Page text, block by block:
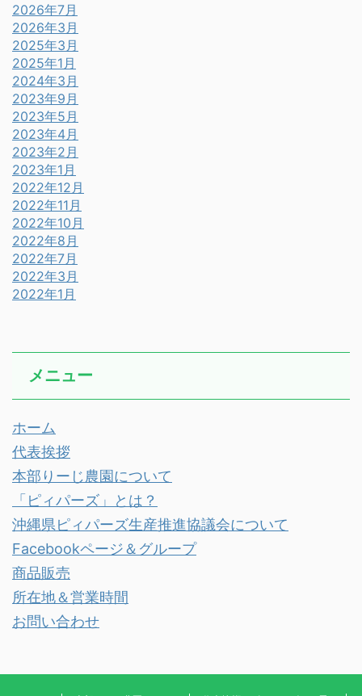
2026年7月
2026年3月
2025年3月
2025年1月
2024年3月
2023年9月
2023年5月
2023年4月
2023年2月
2023年1月
2022年12月
2022年11月
2022年10月
2022年8月
2022年7月
2022年3月
2022年1月
メニュー
ホーム
代表挨拶
本部りーじ農園について
「ピィパーズ」とは？
沖縄県ピィパーズ生産推進協議会について
Facebookページ＆グループ
商品販売
所在地＆営業時間
お問い合わせ